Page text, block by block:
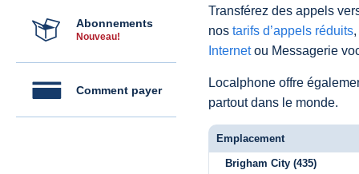
Abonnements
Nouveau!
Comment payer
Transférez des appels
nos tarifs d’appels réduits
Internetou Messagerie
Localphone offre
partout dans le monde.
Emplacement
Brigham City (435)